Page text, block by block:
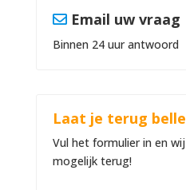
Email uw vraag
Binnen 24 uur antwoord
Laat je terug
Vul het formulier in en
mogelijk terug!